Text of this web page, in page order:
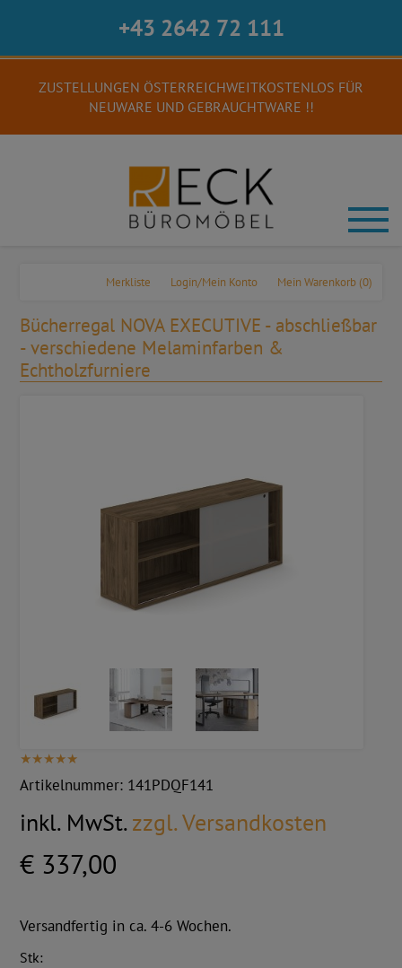
+43 2642 72 111
ZUSTELLUNGEN ÖSTERREICHWEITKOSTENLOS FÜR
NEUWARE UND GEBRAUCHTWARE !!
Mein Warenkorb (0)
Login/Mein Konto
Merkliste
Bücherregal NOVA EXECUTIVE - abschließbar
- verschiedene Melaminfarben &
Echtholzfurniere
Artikelnummer: 141PDQF141
inkl. MwSt.zzgl. Versandkosten
€ 337,00
Versandfertig in ca. 4-6 Wochen.
Stk: